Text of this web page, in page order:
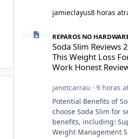
jamieclayus8 horas
Soda Slim Reviews 2026: Does
REPAROS NO
Soda Slim Reviews
This Weight Loss
Work Honest
janetcarrau · 9 horas
Potential Benefits of
choose Soda Slim for
benefits, including:
Weight Management